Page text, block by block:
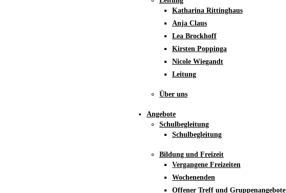
Katharina Rittinghaus
Anja Claus
Lea Brockhoff
Kirsten Poppinga
Nicole Wiegandt
Leitung
Über uns
Angebote
Schulbegleitung
Schulbegleitung
Bildung und Freizeit
Vergangene Freizeiten
Wochenenden
Offener Treff und Gruppenangebote